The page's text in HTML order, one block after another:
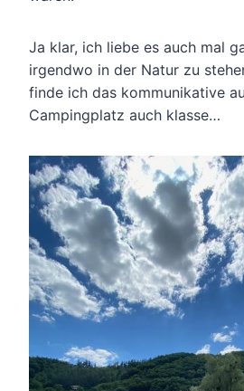
Ja klar, ich liebe es auch mal
irgendwo in der Natur zu
finde ich das kommunikative
Campingplatz auch klasse…